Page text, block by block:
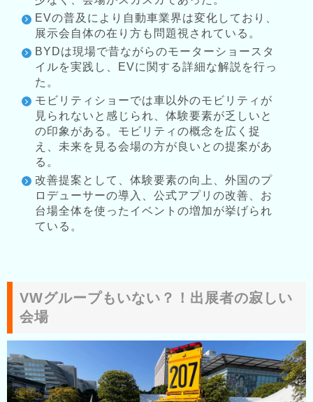
EVの普及により自動車業界は変化しており、
展示会自体の在り方も問題視されている。
BYDは現場で昔ながらのモーターショースタ
イルを実践し、EVに関する詳細な解説を行っ
た。
モビリティショーでは車以外のモビリティが
見られないと感じられ、体験要素が乏しいと
の印象がある。モビリティの概念を広く捉
え、未来を見る会場の方が良いとの提案があ
る。
改善提案として、体験要素の向上、外国のプ
ロデューサーの導入、公式アプリの改善、お
台場全体を使ったイベントの増加が挙げられ
ている。
VWグループもいない？！出展者の寂しい
会場